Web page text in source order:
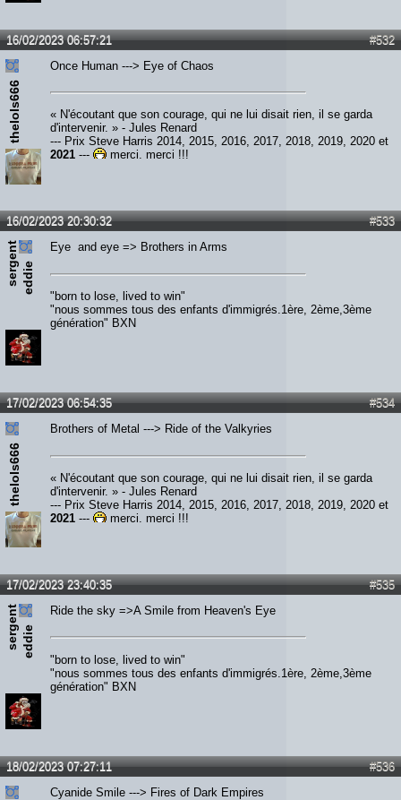
#532
16/02/2023 06:57:21
thelols666
Once Human ---> Eye of Chaos
« N'écoutant que son courage, qui ne lui disait rien, il se garda
d'intervenir. » - Jules Renard
--- Prix Steve Harris 2014, 2015, 2016, 2017, 2018, 2019, 2020 et
2021 --- merci, merci !!!
#533
16/02/2023 20:30:32
s
e
rg
e
n
t
e
d
d
ie
Eye and eye => Brothers in Arms
"born to lose, lived to win"
"nous sommes tous des enfants d'immigrés.1ère, 2ème,3ème
génération" BXN
#534
17/02/2023 06:54:35
thelols666
Brothers of Metal ---> Ride of the Valkyries
« N'écoutant que son courage, qui ne lui disait rien, il se garda
d'intervenir. » - Jules Renard
--- Prix Steve Harris 2014, 2015, 2016, 2017, 2018, 2019, 2020 et
2021 --- merci, merci !!!
#535
17/02/2023 23:40:35
s
e
rg
e
n
t
e
d
d
ie
Ride the sky =>A Smile from Heaven's Eye
"born to lose, lived to win"
"nous sommes tous des enfants d'immigrés.1ère, 2ème,3ème
génération" BXN
#536
18/02/2023 07:27:11
Cyanide Smile ---> Fires of Dark Empires